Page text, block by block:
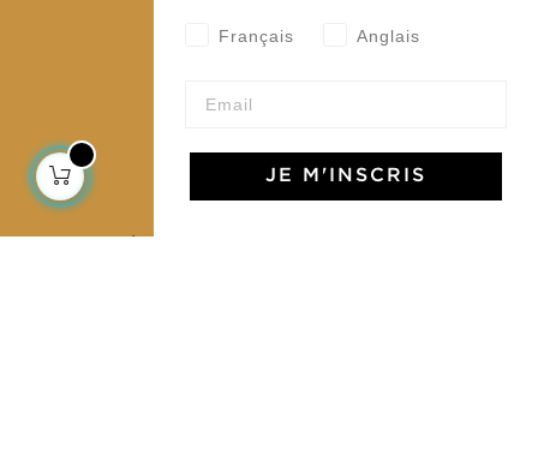
L'Art de Vivre Jamini
L'art de vivre JAMINI raconté avec poésie et élégance
Français Anglais
JE M'INSCRIS